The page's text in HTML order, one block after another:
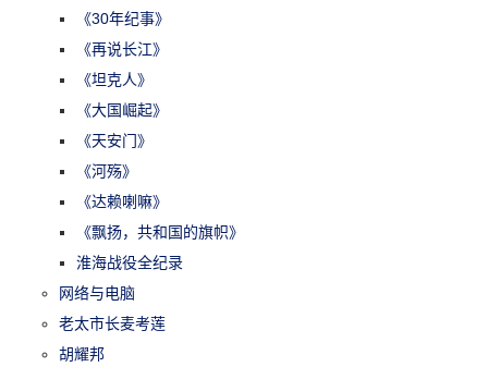
《30年纪事》
《再说长江》
《坦克人》
《大国崛起》
《天安门》
《河殇》
《达赖喇嘛》
《飘扬，共和国的旗帜》
淮海战役全纪录
网络与电脑
老太市长麦考莲
胡耀邦